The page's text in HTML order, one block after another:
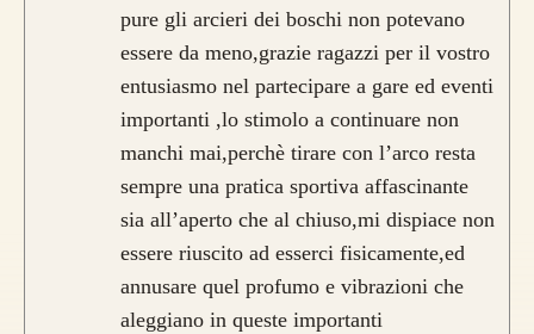
pure gli arcieri dei boschi non potevano
essere da meno,grazie ragazzi per il vostro
entusiasmo nel partecipare a gare ed eventi
importanti ,lo stimolo a continuare non
manchi mai,perchè tirare con l’arco resta
sempre una pratica sportiva affascinante
sia all’aperto che al chiuso,mi dispiace non
essere riuscito ad esserci fisicamente,ed
annusare quel profumo e vibrazioni che
aleggiano in queste importanti